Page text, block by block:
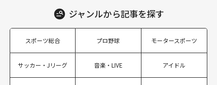
ジャンルから記事を探す
スポーツ総合 プロ野球 モータースポーツ
サッカー・Jリーグ 音楽・LIVE アイドル